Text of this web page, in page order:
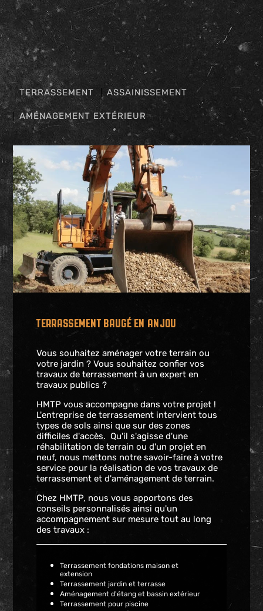
TERRASSEMENT ASSAINISSEMENT
AMÉNAGEMENT EXTÉRIEUR
TERRASSEMENT BAUGÉ EN ANJOU
Vous souhaitez aménager votre terrain ou
votre jardin ? Vous souhaitez confier vos
travaux de terrassement à un expert en
travaux publics ?
HMTP vous accompagne dans votre projet !
L'entreprise de terrassement intervient tous
types de sols ainsi que sur des zones
difficiles d'accès. Qu'il s'agisse d'une
réhabilitation de terrain ou d'un projet en
neuf, nous mettons notre savoir-faire à votre
service pour la réalisation de vos travaux de
terrassement et d'aménagement de terrain.
Chez HMTP, nous vous apportons des
conseils personnalisés ainsi qu'un
accompagnement sur mesure tout au long
des travaux :
Terrassement fondations maison et
extension
Terrassement jardin et terrasse
Aménagement d'étang et bassin extérieur
Terrassement pour piscine